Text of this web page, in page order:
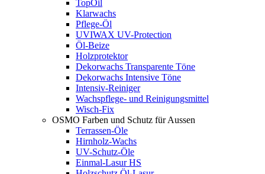
TopOil
Klarwachs
Pflege-Öl
UVIWAX UV-Protection
Öl-Beize
Holzprotektor
Dekorwachs Transparente Töne
Dekorwachs Intensive Töne
Intensiv-Reiniger
Wachspflege- und Reinigungsmittel
Wisch-Fix
OSMO Farben und Schutz für Aussen
Terrassen-Öle
Hirnholz-Wachs
UV-Schutz-Öle
Einmal-Lasur HS